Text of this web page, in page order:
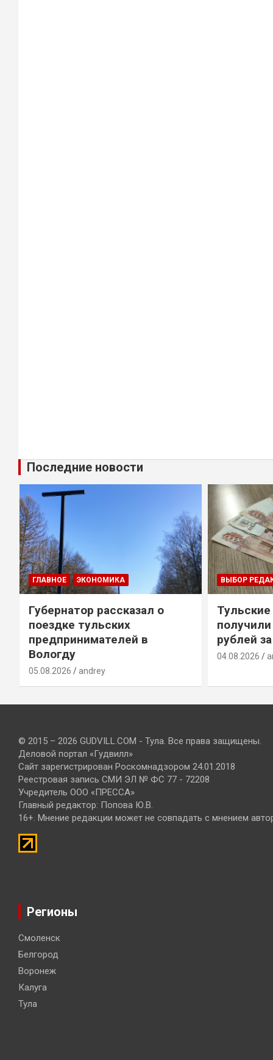
Последние новости
ГЛАВНОЕ ЭКОНОМИКА
Губернатор рассказал о
поездке тульских
предпринимателей в
Вологду
05.08.2026 andrey
ВЫБОР
рублей
04.08.2026
© 2015 – 2026 GUDVILL.COM - Тула. Все права защищены.
Деловой портал «Гудвилл»
Сайт зарегистрирован Роскомнадзором 24.01.2018
Реестровая запись СМИ ЭЛ № ФС 77 - 72208
Учредитель ООО «ПРЕССА»
Главный редактор: Попова Ю.В.
16+. Мнение редакции может не совпадать с мнением
Регионы
Смоленск
Белгород
Воронеж
Калуга
Тула